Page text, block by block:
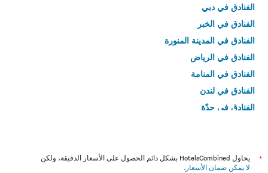
الفنادق في دبي
الفنادق في الخبر
الفنادق في المدينة المنورة
الفنادق في الرياض
الفنادق في المنامة
الفنادق في لندن
الفنادق في جدّة
*
يحاول HotelsCombined بشكل دائم الحصول على الأسعار الدقيقة، ولكن
لا يمكن ضمان الأسعار .